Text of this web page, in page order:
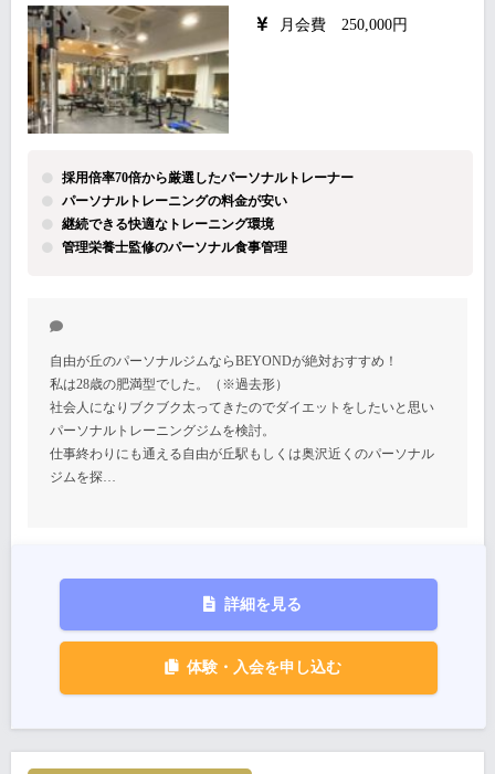
月会費 250,000円
採用倍率70倍から厳選したパーソナルトレーナー
パーソナルトレーニングの料金が安い
継続できる快適なトレーニング環境
管理栄養士監修のパーソナル食事管理
自由が丘のパーソナルジムならBEYONDが絶対おすすめ！
私は28歳の肥満型でした。（※過去形）
社会人になりブクブク太ってきたのでダイエットをしたいと思い
パーソナルトレーニングジムを検討。
仕事終わりにも通える自由が丘駅もしくは奥沢近くのパーソナル
ジムを探…
詳細を見る
体験・入会を申し込む